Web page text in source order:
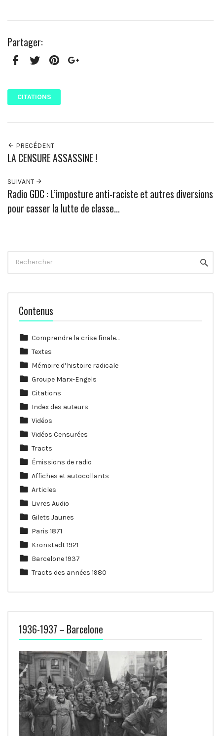
Partager:
CITATIONS
PRECÉDENT
LA CENSURE ASSASSINE !
SUIVANT
Radio GDC : L’imposture anti-raciste et autres diversions
pour casser la lutte de classe…
Contenus
Comprendre la crise finale…
Textes
Mémoire d’histoire radicale
Groupe Marx-Engels
Citations
Index des auteurs
Vidéos
Vidéos Censurées
Tracts
Émissions de radio
Affiches et autocollants
Articles
Livres Audio
Gilets Jaunes
Paris 1871
Kronstadt 1921
Barcelone 1937
Tracts des années 1980
1936-1937 – Barcelone